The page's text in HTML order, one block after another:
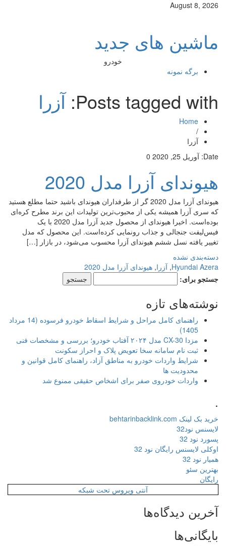
August 8, 2026
ماشین های جدید
خودرو
برگه نمونه
Posts tagged with: آزرا
Home
/
آزرا
Date: آوریل 25, 2020 0
هیوندای آزرا مدل 2020
هیوندای آزرا مدل 2020 گر از طرفداران هیوندای باشید حتما مطلع هستید
که سری آزرا همیشه یکی‌ از محبوب‌ترین تولیدات این برند مطرح کره‌ای
بوده‌است. اخیرا هیوندای از محصول جدید آزرا مدل 2020 با یک
فیس‌لیفت جنجالی و جذاب رونمایی کرده‌است. این محصول که مدل
تغییر یافته نسل ششم هیوندای آزرا محسوب می‌شود، در بازار […]
دسته‌بندی نشده
Hyundai Azera
,آزرا , هیوندای آزرا مدل 2020
جستجو برای:
نوشته‌های تازه
راهنمای کامل مراحل و شرایط اسقاط خودرو فرسوده (14 مرداد
1405)
مزدا CX-30 مدل ۲۰۲۴ آفتاب خودرو؛ بررسی و مشخصات فنی
ثبت نام سامانه سخا تعویض پلاک و احراز سکونت
شرایط واردات خودرو به مناطق آزاد، راهنمای کامل قوانین و
محدودیت ها
واردات خودروی صفر برای اشخاص حقیقی ممنوع شد
خرید بک لینک behtarinbacklink.com
لایسنس نود32
پسورد نود 32
اوکلی لایسنس رایگان نود 32
همیار نود 32
بهترین سئو
رایگان
آنتی ویروس تحت شبکه
آخرین دیدگاه‌ها
بایگانی‌ها